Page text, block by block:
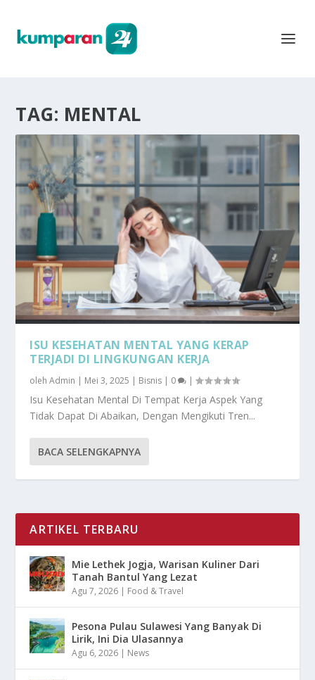
TAG: MENTAL
ISU KESEHATAN MENTAL YANG KERAP
TERJADI DI LINGKUNGAN KERJA
olehAdmin | Mei 3, 2025 | Bisnis | 0 |
Isu Kesehatan Mental Di Tempat Kerja Aspek Yang
Tidak Dapat Di Abaikan, Dengan Mengikuti Tren...
BACA SELENGKAPNYA
ARTIKEL TERBARU
Mie Lethek Jogja, Warisan Kuliner Dari
Tanah Bantul Yang Lezat
Agu 7, 2026 | Food & Travel
Pesona Pulau Sulawesi Yang Banyak Di
Lirik, Ini Dia Ulasannya
Agu 6, 2026 | News